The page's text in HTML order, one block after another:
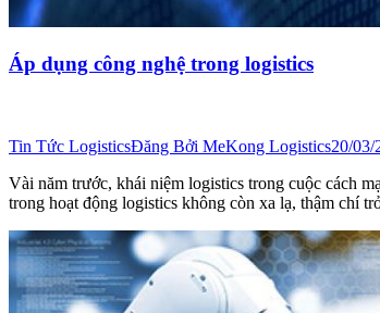
Áp dụng công nghệ trong logistics
Tin Tức LogisticsĐăng Bởi MeKong Logistics20/03/
Vài năm trước, khái niệm logistics trong cuộc cách
trong hoạt động logistics không còn xa lạ, thậm chí